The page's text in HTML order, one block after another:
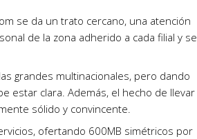
se da un trato cercano, una atención
de la zona adherido a cada filial y se
grandes multinacionales, pero dando
estar clara. Además, el hecho de llevar
sólido y convincente.
ofertando 600MB simétricos por